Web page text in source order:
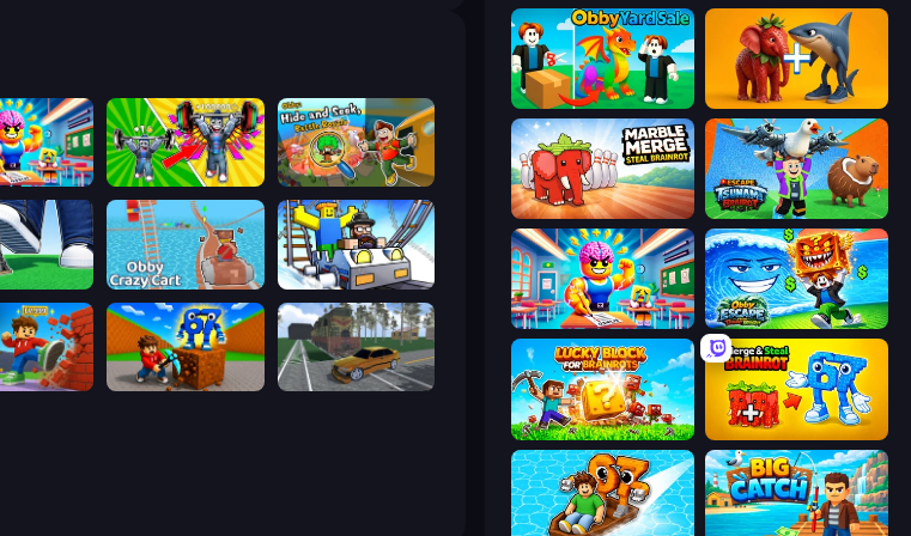
Obby: Dumb or Genius IQ Test Obby: Gym Simulator, Escape Obby: Hide and Seek, Battle Royale
Obby: Crazy Cart Obby: Ride Carts
Obby: +1 Click Wall Breaker Obby: Car Crash Sandbox
Obby Yard Sale
Marble Merge: Steal Brainrot Game Escape Tsunami Brainrot
Obby: Dumb or Genius IQ Test Obby Escape from Tsunami Brainrot
Lucky Blocks for Brainrots Merge & Steal Brainrot